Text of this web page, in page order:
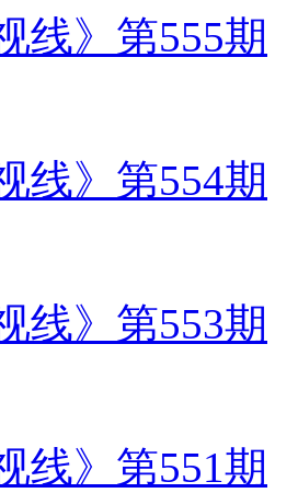
线》第555期
线》第554期
线》第553期
线》第551期